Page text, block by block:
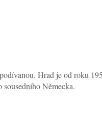
Hrad je od roku
Německa.